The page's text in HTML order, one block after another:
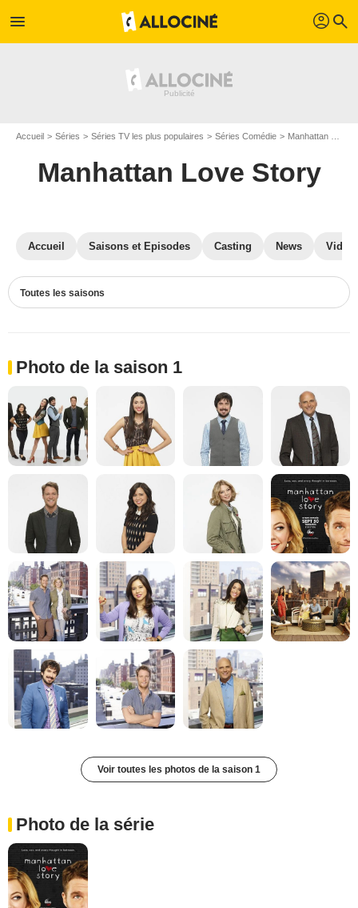
menu profil search
Accueil Séries Séries TV les plus populaires Séries Comédie Manhattan Love Story
Manhattan Love Story
Accueil Saisons et Episodes Casting News
Toutes les saisons
Photo de la saison 1
Voir toutes les photos de la saison 1
Photo de la série